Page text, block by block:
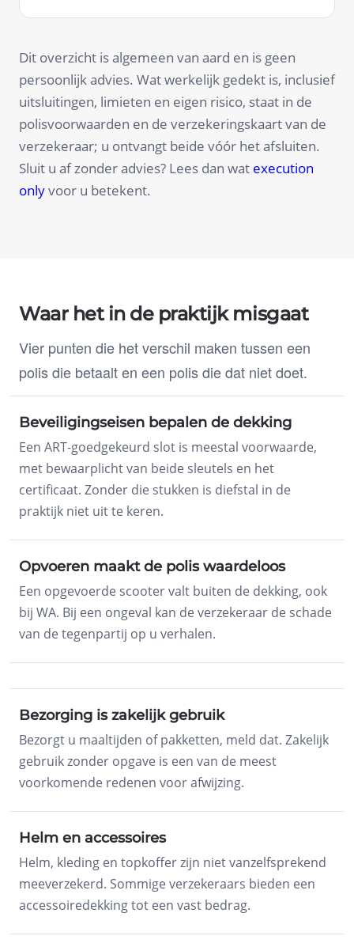
Dit overzicht is algemeen van aard en is geen
persoonlijk advies. Wat werkelijk gedekt is, inclusief
uitsluitingen, limieten en eigen risico, staat in de
polisvoorwaarden en de verzekeringskaart van de
verzekeraar; u ontvangt beide vóór het afsluiten.
Sluit u af zonder advies? Lees dan wat execution
onlyvoor u betekent.
Waar het in de praktijk misgaat
Vier punten die het verschil maken tussen een
polis die betaalt en een polis die dat niet doet.
Beveiligingseisen bepalen de dekking
Een ART-goedgekeurd slot is meestal voorwaarde,
met bewaarplicht van beide sleutels en het
certificaat. Zonder die stukken is diefstal in de
praktijk niet uit te keren.
Opvoeren maakt de polis waardeloos
Een opgevoerde scooter valt buiten de dekking, ook
bij WA. Bij een ongeval kan de verzekeraar de schade
van de tegenpartij op u verhalen.
Bezorging is zakelijk gebruik
Bezorgt u maaltijden of pakketten, meld dat. Zakelijk
gebruik zonder opgave is een van de meest
voorkomende redenen voor afwijzing.
Helm en accessoires
Helm, kleding en topkoffer zijn niet vanzelfsprekend
meeverzekerd. Sommige verzekeraars bieden een
accessoiredekking tot een vast bedrag.